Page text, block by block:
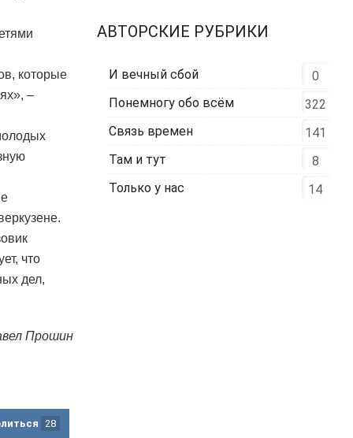
которые
–
что
дел,
Прошин
28
АВТОРСКИЕ РУБРИКИ
И вечный сбой
0
Понемногу обо всём
322
Связь времен
141
Там и тут
8
Только у нас
14